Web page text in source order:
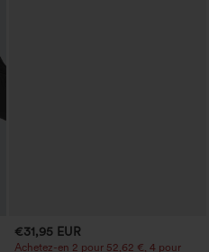
€31,95 EUR
Achetez-en 2 pour 52,62 €, 4 pour